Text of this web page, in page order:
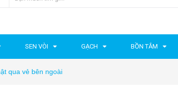
SEN VÒI GẠCH BỒN TẮM
qua vẻ bên ngoài